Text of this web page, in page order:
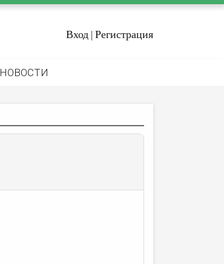
Вход | Регистрация
НОВОСТИ